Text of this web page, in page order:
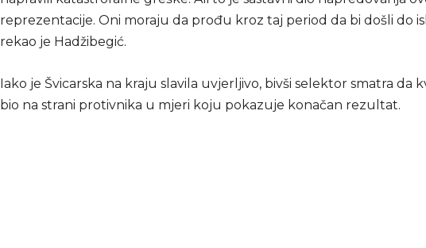
reprezentacije. Oni moraju da prođu kroz taj period da bi došli do
rekao je Hadžibegić.
Iako je Švicarska na kraju slavila uvjerljivo, bivši selektor smatra da
bio na strani protivnika u mjeri koju pokazuje konačan rezultat.